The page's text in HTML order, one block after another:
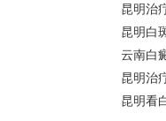
昆明治
昆明白
云南白
昆明治
昆明看